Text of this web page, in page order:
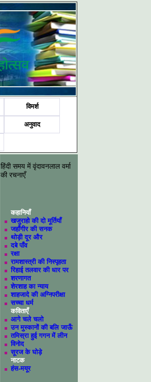
विमर्श
अनुवाद
हिंदी समय में वृंदावनलाल वर्मा
की रचनाएँ
कहानियाँ
खजुराहो की दो मूर्तियाँ
जहाँगीर की सनक
थोड़ी दूर और
दबे पाँव
रक्षा
रामशास्त्री की निस्पृहता
रिहाई तलवार की धार पर
शरणागत
शेरशाह का न्याय
शाहजादे की अग्निपरीक्षा
सच्चा धर्म
कविताएँ
आगे चले चलो
उन मुस्कानों की बलि जाऊँ
तमिस्रा हुई गगन में लीन
विनोद
सूरज के घोड़े
नाटक
हंस-मयूर